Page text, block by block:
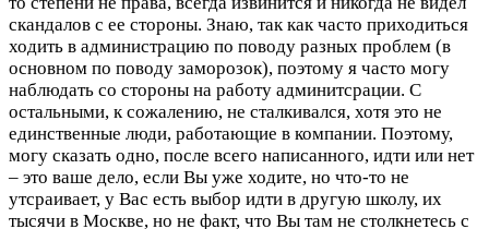
скандалов с ее стороны. Знаю, так как часто приходиться
ходить в администрацию по поводу разных проблем (в
основном по поводу заморозок), поэтому я часто могу
наблюдать со стороны на работу админитсрации. С
остальными, к сожалению, не сталкивался, хотя это не
единственные люди, работающие в компании. Поэтому,
могу сказать одно, после всего написанного, идти или нет
– это ваше дело, если Вы уже ходите, но что-то не
утсраивает, у Вас есть выбор идти в другую школу, их
тысячи в Москве, но не факт, что Вы там не столкнетесь с